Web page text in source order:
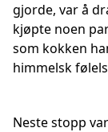
gjorde, var å
kjøpte noen
som kokken
himmelsk
Neste stopp